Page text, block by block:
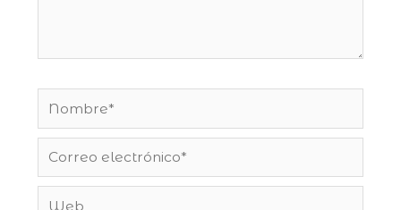
Nombre*
Correo
electrónico*
Web